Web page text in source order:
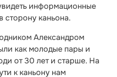
информационные
сторону каньона.
Александром
как молодые пары и
от 30 лет и старше. На
к каньону нам